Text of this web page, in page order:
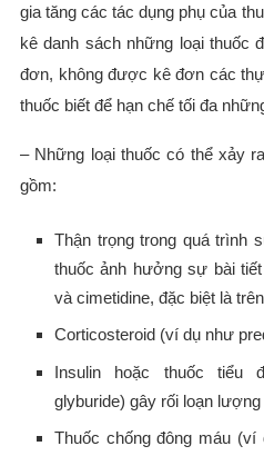
gia tăng các tác dụng phụ của
kê danh sách những loại thuốc
đơn, không được kê đơn các
thuốc biết để hạn chế tối đa
– Những loại thuốc có thể xảy
gồm:
Thận trọng trong quá trình
thuốc ảnh hưởng sự bài
và cimetidine, đặc biệt là
Corticosteroid (ví dụ như
Insulin hoặc thuốc tiểu
glyburide) gây rối loạn
Thuốc chống đông máu